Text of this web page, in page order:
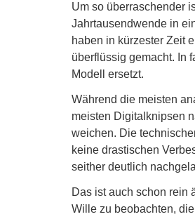
Um so überraschender
Jahrtausendwende in
haben in kürzester Zeit
überflüssig gemacht. In
Modell ersetzt.
Während die meisten
meisten Digitalknipsen
weichen. Die
keine drastischen
seither deutlich
Das ist auch schon rein
Wille zu beobachten,